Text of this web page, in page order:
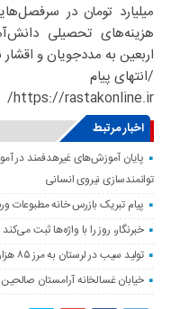
میلیارد تومان در
هزینه‌های تحصیلی
اربعین به مددجویان و
/انتهای پیام
https://rastakonline.ir/
اخبار مرتبط
پایان آموزش‌های غیرهدفمند در
توانمندسازی نیروی انسانی
پیام تبریک بازرس خانه مطبوعات
خبرنگار، روز را با واژه‌ها ثبت می‌کند
تولید سیب در لرستان به مرز ۸۵ هزار تن رسید
خیابان غسالخانه آرامستان